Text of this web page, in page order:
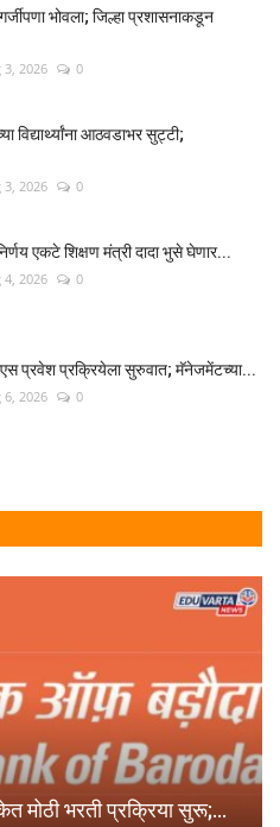
भोवला; जिल्हा प्रशासनाकडून
3, 2026 0
विद्यार्थ्यांना आठवडाभर सुट्टी;
3, 2026 0
एकटे शिक्षण मंत्री दादा भुसे घेणार...
4, 2026 0
प्रवेश प्रक्रियेला सुरुवात; मॅनेजमेंटच्या...
6, 2026 0
मोठी भरती प्रक्रिया सुरू;...